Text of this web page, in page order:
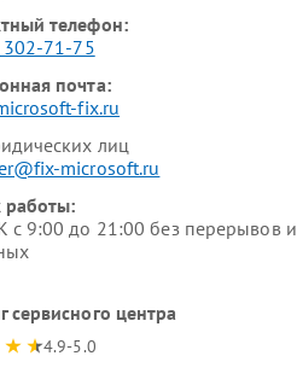
телефон:
302-71-75
почта:
fix.ru
лиц
microsoft.ru
работы:
с 9:00 до 21:00 без перерывов и
сервисного центра
4.9-5.0